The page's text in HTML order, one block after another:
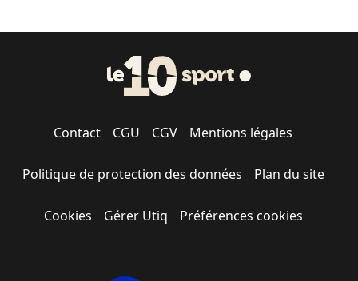
Contact CGU CGV Mentions légales
Politique de protection des données Plan du site
Cookies Gérer Utiq Préférences cookies